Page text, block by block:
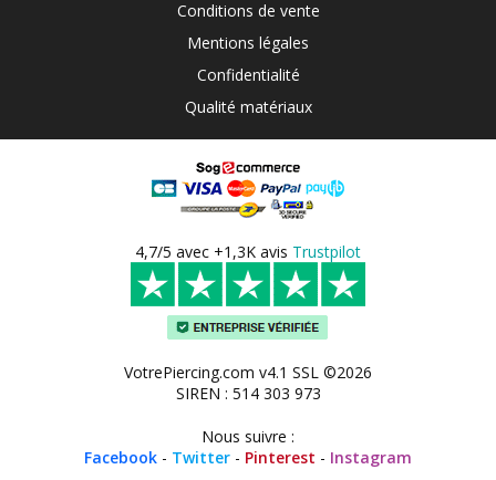
Conditions de vente
Mentions légales
Confidentialité
Qualité matériaux
4,7/5 avec +1,3K avis Trustpilot
VotrePiercing.com v4.1 SSL ©2026
SIREN : 514 303 973
Nous suivre :
Facebook - Twitter - Pinterest - Instagram